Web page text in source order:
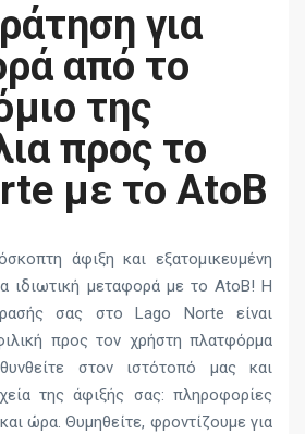
για
από το
της
προς το
με το AtoB
άφιξη και εξατομικευμένη
ιδιωτική μεταφορά με το AtoB! Η
σας στο Lago Norte είναι
προς τον χρήστη πλατφόρμα
στον ιστότοπό μας και
της άφιξής σας: πληροφορίες
ώρα. Θυμηθείτε, φροντίζουμε για